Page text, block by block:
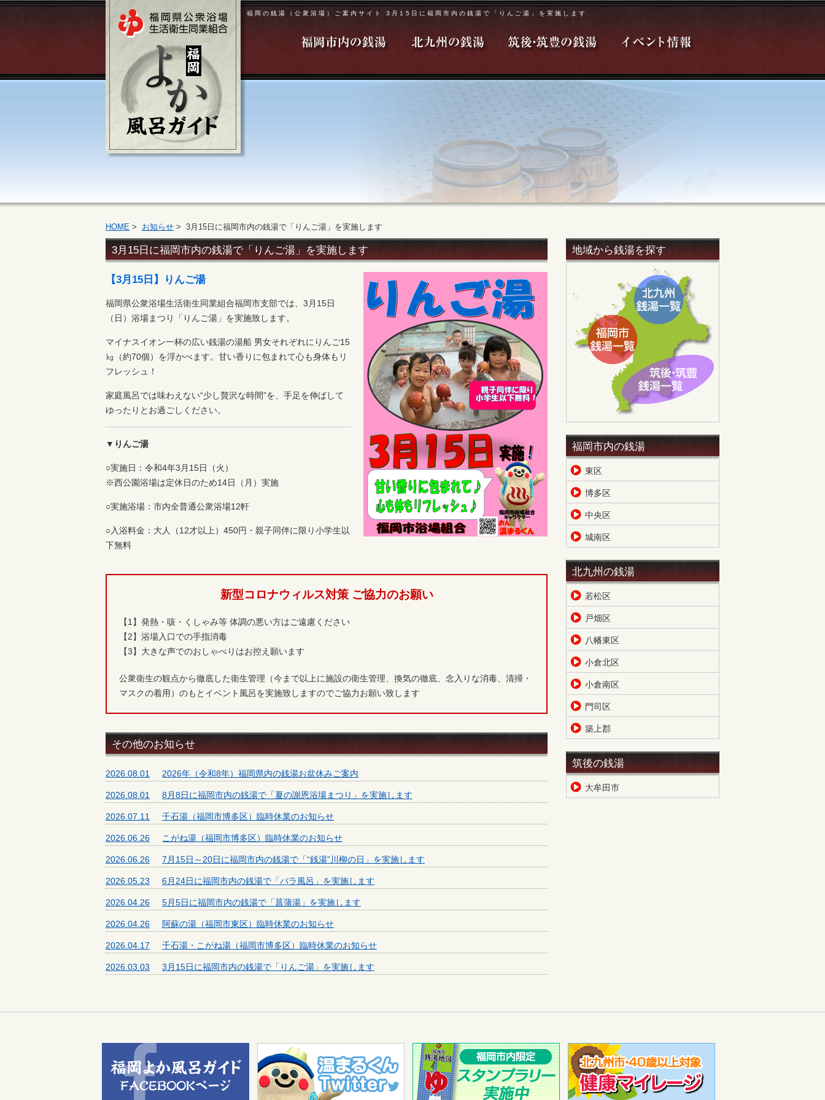
福岡の銭湯（公衆浴場）ご案内サイト 3月15日に福岡市内の銭湯で「りんご湯」を実施します
HOME > お知らせ > 3月15日に福岡市内の銭湯で「りんご湯」を実施します
3月15日に福岡市内の銭湯で「りんご湯」を実施します
【3月15日】りんご湯
福岡県公衆浴場生活衛生同業組合福岡市支部では、3月15日
（日）浴場まつり「りんご湯」を実施致します。
マイナスイオン一杯の広い銭湯の湯船 男女それぞれにりんご15
㎏（約70個）を浮かべます。甘い香りに包まれて心も身体もリ
フレッシュ！
家庭風呂では味わえない“少し贅沢な時間”を、手足を伸ばして
ゆったりとお過ごしください。
▼りんご湯
○実施日：令和4年3月15日（火）
※西公園浴場は定休日のため14日（月）実施
○実施浴場：市内全普通公衆浴場12軒
○入浴料金：大人（12才以上）450円・親子同伴に限り小学生以
下無料
新型コロナウィルス対策 ご協力のお願い
【1】発熱・咳・くしゃみ等 体調の悪い方はご遠慮ください
【2】浴場入口での手指消毒
【3】大きな声でのおしゃべりはお控え願います
公衆衛生の観点から徹底した衛生管理（今まで以上に施設の衛生管理、換気の徹底、念入りな消毒、清掃・
マスクの着用）のもとイベント風呂を実施致しますのでご協力お願い致します
その他のお知らせ
2026.08.01 2026年（令和8年）福岡県内の銭湯お盆休みご案内
2026.08.01 8月8日に福岡市内の銭湯で「夏の謝恩浴場まつり」を実施します
2026.07.11 千石湯（福岡市博多区）臨時休業のお知らせ
2026.06.26 こがね湯（福岡市博多区）臨時休業のお知らせ
2026.06.26 7月15日～20日に福岡市内の銭湯で「“銭湯”川柳の日」を実施します
2026.05.23 6月24日に福岡市内の銭湯で「バラ風呂」を実施します
2026.04.26 5月5日に福岡市内の銭湯で「菖蒲湯」を実施します
2026.04.26 阿蘇の湯（福岡市東区）臨時休業のお知らせ
2026.04.17 千石湯・こがね湯（福岡市博多区）臨時休業のお知らせ
2026.03.03 3月15日に福岡市内の銭湯で「りんご湯」を実施します
地域から銭湯を探す
福岡市内の銭湯
東区
博多区
中央区
城南区
北九州の銭湯
若松区
戸畑区
八幡東区
小倉北区
小倉南区
門司区
築上郡
筑後の銭湯
大牟田市